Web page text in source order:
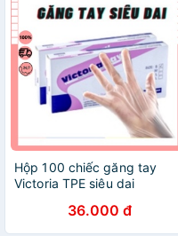
Hộp 100 chiếc găng tay
Victoria TPE siêu dai
36.000 đ